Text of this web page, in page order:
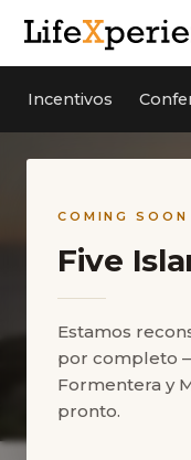
Incentivos
COMING SOON
Five
Estamos
por completo
Formentera y
pronto.
Carpas